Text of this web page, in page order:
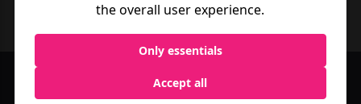
Business
Política de
the overall user experience.
Only essentials
Accept all